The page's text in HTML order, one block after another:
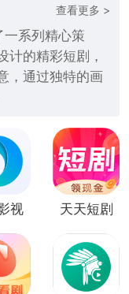
查看更多 >
系列精心策
计的精彩短剧，
，通过独特的画
视
)
天天短剧